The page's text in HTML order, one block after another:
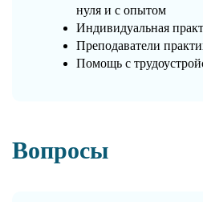
нуля и с опытом
Индивидуальная
Преподаватели
Помощь с
Вопросы